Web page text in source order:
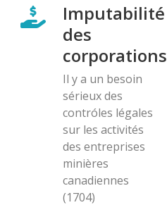
Imputabilité
des
corporations
Il y a un besoin
sérieux des
contróles légales
sur les activités
des entreprises
minières
canadiennes
(1704)